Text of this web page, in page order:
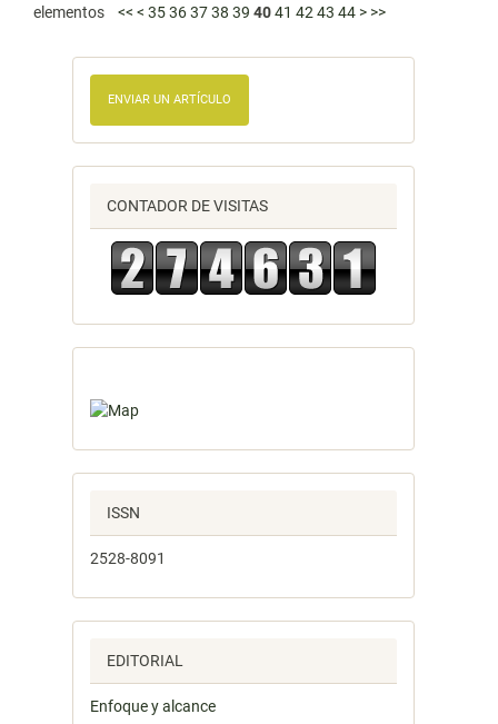
elementos << < 35363738 39 4041 42 43 44 > >>
ENVIAR UN ARTÍCULO
CONTADOR DE VISITAS
ISSN
2528-8091
EDITORIAL
Enfoque y alcance